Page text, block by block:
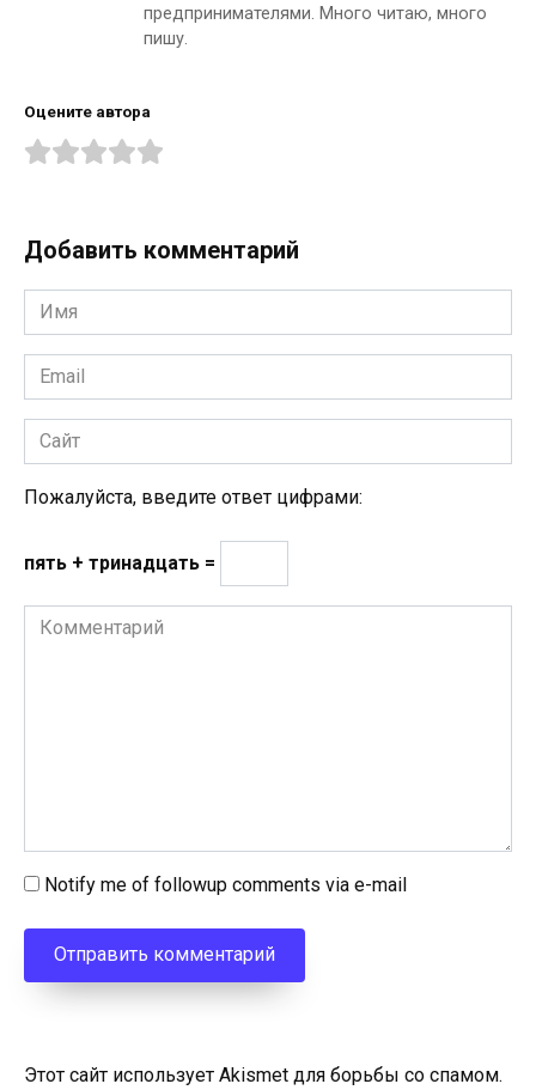
предпринимателями. Много читаю, много
пишу.
Оцените автора
Добавить комментарий
Имя
*
Email
*
Сайт
Пожалуйста, введите ответ цифрами:
пять + тринадцать =
Комментарий
Notify me of followup comments via e-mail
Этот сайт использует Akismet для борьбы со спамом.